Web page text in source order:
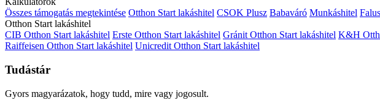
Összes támogatás megtekintése Otthon Start lakáshitel CSOK Plusz Babaváró Munkáshitel
Otthon Start lakáshitel
CIB Otthon Start lakáshitel Erste Otthon Start lakáshitel Gránit Otthon Start lakáshitel K&H
Raiffeisen Otthon Start lakáshitel Unicredit Otthon Start lakáshitel
Tudástár
Gyors magyarázatok, hogy tudd, mire vagy jogosult.